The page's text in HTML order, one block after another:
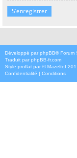
S’enregistrer
Développé par phpBB® Forum
Traduit par phpBB-fr.com
Style proflat par ©Mazeltof
Confidentialité | Conditions